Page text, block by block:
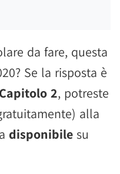
da fare, questa
Se la risposta è
2, potreste
alla
disponibile su